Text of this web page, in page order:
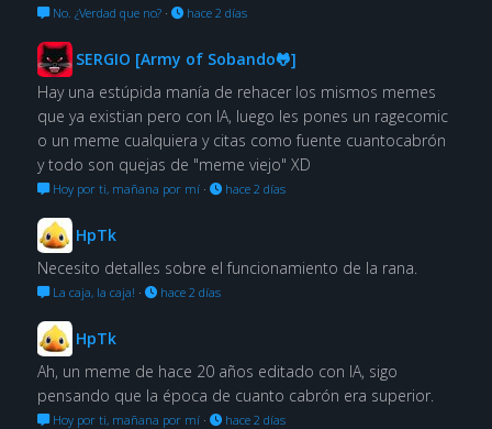
No. ¿Verdad que no?· hace 2 días
SERGIO [Army of Sobando🐸]
Hay una estúpida manía de rehacer los mismos memes
que ya existian pero con IA, luego les pones un ragecomic
o un meme cualquiera y citas como fuente cuantocabrón
y todo son quejas de "meme viejo" XD
Hoy por ti, mañana por mí· hace 2 días
HpTk
Necesito detalles sobre el funcionamiento de la rana.
La caja, la caja! · hace 2 días
HpTk
Ah, un meme de hace 20 años editado con IA, sigo
pensando que la época de cuanto cabrón era superior.
Hoy por ti, mañana por mí· hace 2 días